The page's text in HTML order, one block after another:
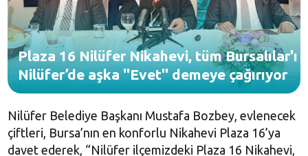
Plaza 16 Nilüfer Nikahevi, tüm Bursalılar'ı
Nilüfer’de aşka ''Evet'' demeye çağırıyor
Nilüfer Belediye Başkanı Mustafa Bozbey, evlenecek
çiftleri, Bursa’nın en konforlu Nikahevi Plaza 16’ya
davet ederek, “Nilüfer ilçemizdeki Plaza 16 Nikahevi,